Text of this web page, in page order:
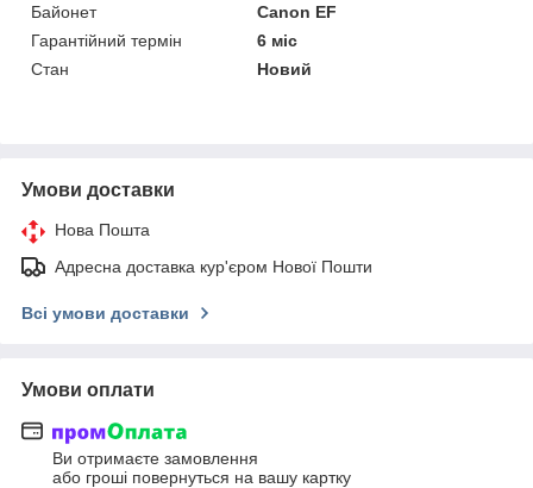
Байонет
Canon EF
Гарантійний термін
6 міс
Стан
Новий
Умови доставки
Нова Пошта
Адресна доставка кур'єром Нової Пошти
Всі умови доставки
Умови оплати
Ви отримаєте замовлення
або гроші повернуться на вашу картку